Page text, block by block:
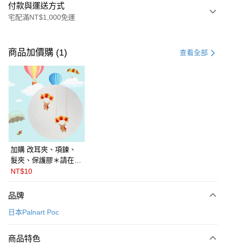
付款與運送方式
宅配滿NT$1,000免運
信用卡一次付款
LINE Pay
Apple Pay
Google Pay
全盈+PAY
ATM付款
每筆NT$60
付款後萊爾富取貨
商品加價購 (1) 查看全部
加購 改耳夾、項鍊、
髮夾、保護膠＊請在訂
單備註商品及欲修改的
PalnartPoc + 🇬🇧英國
FABLE 寓言
NT$10
品牌
日本Palnart Poc
商品特色